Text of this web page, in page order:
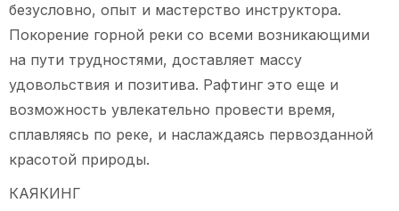
безусловно, опыт и мастерство инструктора.
Покорение горной реки со всеми возникающими
на пути трудностями, доставляет массу
удовольствия и позитива. Рафтинг это еще и
возможность увлекательно провести время,
сплавляясь по реке, и наслаждаясь первозданной
красотой природы.
КАЯКИНГ